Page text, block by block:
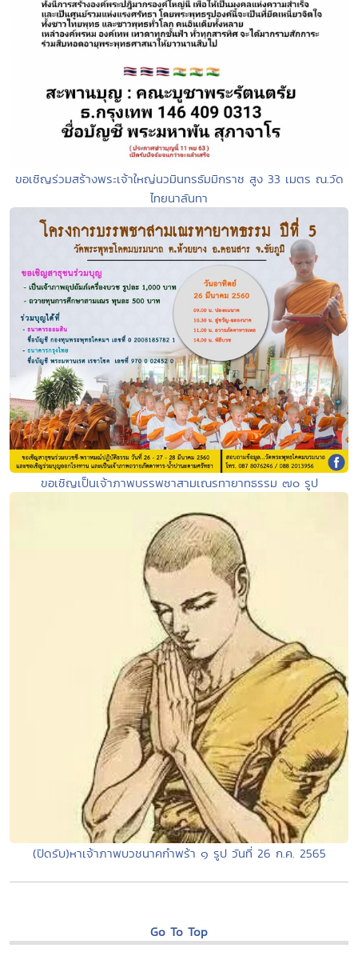
ขอเชิญร่วมสร้างพระเจ้าใหญ่นวมินทรธัมมิกราช สูง 33 เมตร ณ.วัด
ไทยนาลันทา
ขอเชิญเป็นเจ้าภาพบรรพชาสามเณรทายาทธรรม ๗๐ รูป
(ปิดรับ)หาเจ้าภาพบวชนาคกำพร้า ๑ รูป วันที่ 26 ก.ค. 2565
Go To Top